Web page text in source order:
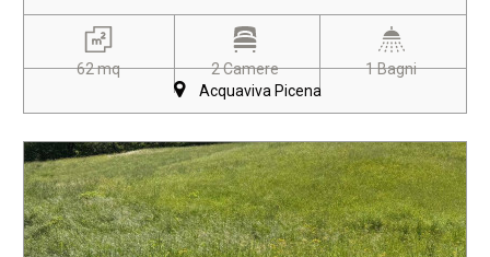
62 mq 2 Camere
1 Bagni
Acquaviva Picena